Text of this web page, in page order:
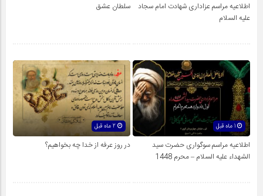
اطلاعیه مراسم عزاداری شهادت امام سجاد
علیه السلام
سلطان عشق
1 ماه قبل
اطلاعیه مراسم سوگواری حضرت سید
الشهداء علیه السلام – محرم 1448
در روز عرفه از خدا چه بخواهیم؟